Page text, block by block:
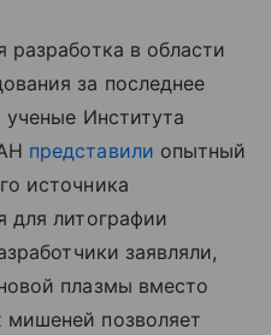
разработка в области
за последнее
Института
представили опытный
источника
для литографии
заявляли,
плазмы вместо
позволяет